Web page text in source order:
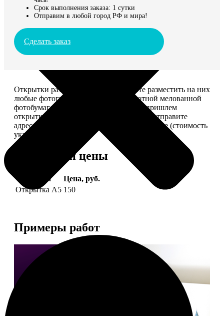
Срок выполнения заказа: 1 сутки
Отправим в любой город РФ и мира!
Сделать заказ
Открытки размером 10*15, вы можете разместить на них
любые фотографии. Печатаем на плотной мелованной
фотобумаге плотностью 300 г/м2. Мы пришлем
открытки вам, вы сами их подпишете и отправите
адресату. Заказать можно 6 открыток и более (стоимость
указана за 6 штук).
Форматы и цены
Услуга
Цена, руб.
Открытка А5 150
Примеры работ